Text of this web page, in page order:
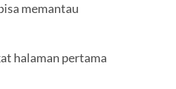
memantau
halaman pertama